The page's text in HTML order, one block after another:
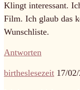
Klingt interessant.
Film. Ich glaub das
Wunschliste.
Antworten
birtheslesezeit 17/